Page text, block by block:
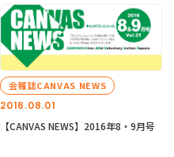
2016.08.01
会報誌CANVAS NEWS
【CANVAS NEWS】2016年8・9月号